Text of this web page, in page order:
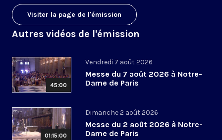
Visiter la page de l'émission
Autres vidéos de l'émission
45:00
Vendredi 7 août 2026
Messe du 7 août 2026 à Notre-
Dame de Paris
01:15:00
Dimanche 2 août 2026
Messe du 2 août 2026 à Notre-
Dame de Paris